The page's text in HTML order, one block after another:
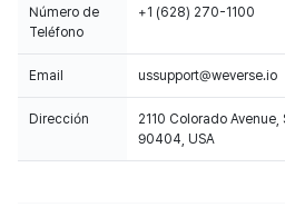
Número de
Teléfono
+1 (628) 270-1100
Email ussupport@weverse.io
Dirección
2110 Colorado
90404, USA